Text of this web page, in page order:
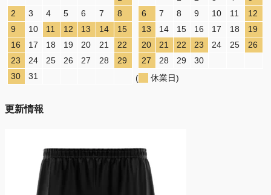
2
3 4 5 6 7
8
9
10 11 12 13 14
15
16
17 18 19 20 21
22
23
24 25 26 27 28
29
30
31
6
7 8 9 10 11
12
13
14 15 16 17 18
19
20
21 22 23 24 25
26
27
28 29
30
(
休業日)
更新情報